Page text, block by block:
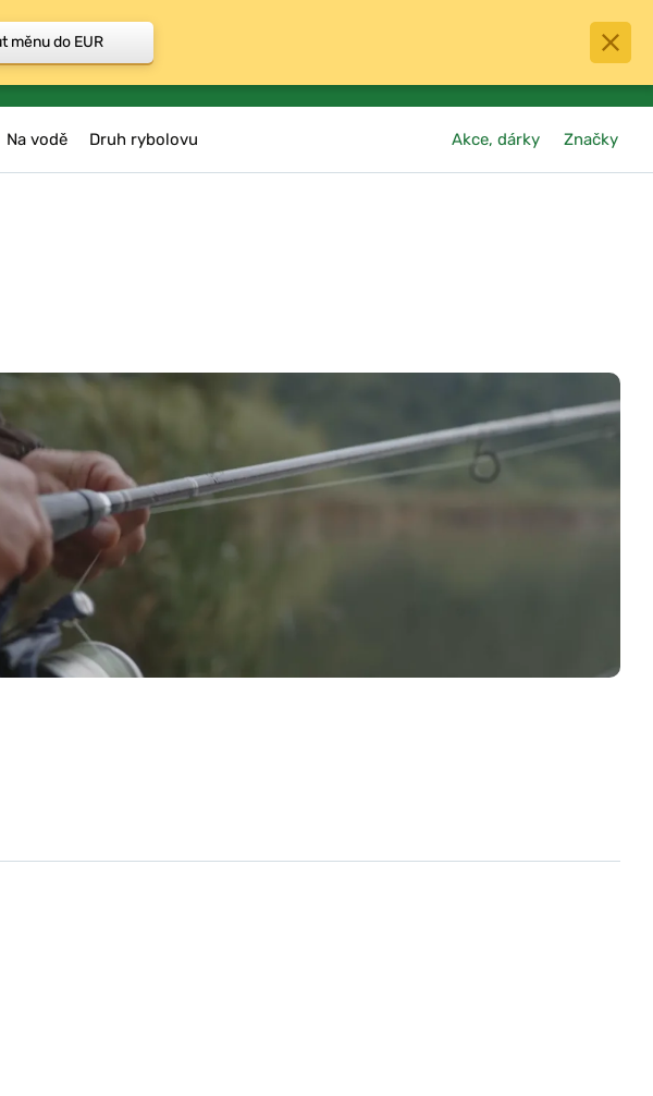
0
košík
Na vodě Druh rybolovu Akce, dárky Značky
měnu do EUR